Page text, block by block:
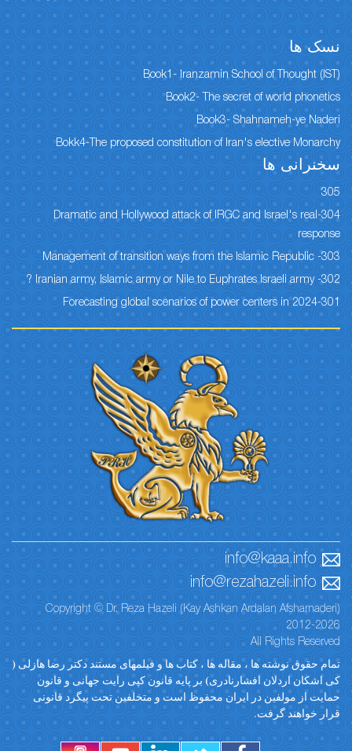
نسک ها
Book1- Iranzamin School of Thought (IST)
Book2- The secret of world phonetics
Book3- Shahnameh-ye Naderi
Bokk4-The proposed constitution of Iran's elective Monarchy
سخنرانی ها
305
304-Dramatic and Hollywood attack of IRGC and Israel's real
response
303- Management of transition ways from the Islamic Republic
302- Iranian army, Islamic army or Nile to Euphrates Israeli army ?
301-Forecasting global scenarios of power centers in 2024
info@kaaa.info
info@rezahazeli.info
Copyright © Dr. Reza Hazeli (Kay Ashkan Ardalan Afsharnaderi)
2012-2026
All Rights Reserved
تمام حقوق نوشته ها ، مقاله ها ، کتاب ها و فیلمهای مستند دکتر رضا هازلی (
کی اشکان اردلان افشارنادری) بر پایه قانون کپی رایت جهانی و قانون
حمایت از مولفین در ایران محفوظ است و متخلفین تحت پیگرد قانونی
قرار خواهند گرفت.